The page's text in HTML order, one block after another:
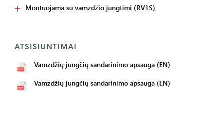
Montuojama su vamzdžio jungtimi (RV1S)
ATSISIUNTIMAI
Vamzdžių jungčių sandarinimo apsauga (EN)
Vamzdžių jungčių sandarinimo apsauga (EN)